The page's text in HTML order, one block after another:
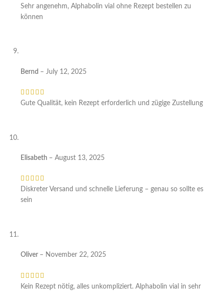
Sehr angenehm, Alphabolin vial ohne Rezept bestellen zu
können
Bernd – July 12, 2025
Gute Qualität, kein Rezept erforderlich und zügige Zustellung
Elisabeth – August 13, 2025
Diskreter Versand und schnelle Lieferung – genau so sollte es
sein
Oliver – November 22, 2025
Kein Rezept nötig, alles unkompliziert. Alphabolin vial in sehr